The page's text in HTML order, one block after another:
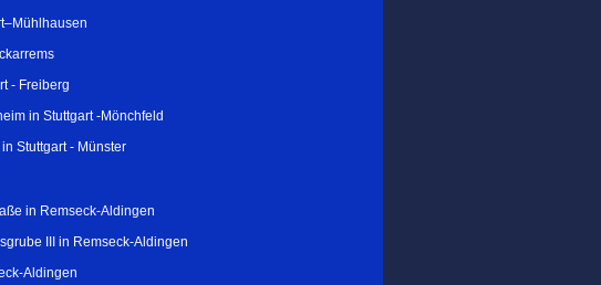
- Freiberg
in Stuttgart -Mönchfeld
Stuttgart - Münster
in Remseck-Aldingen
III in Remseck-Aldingen
Aldingen